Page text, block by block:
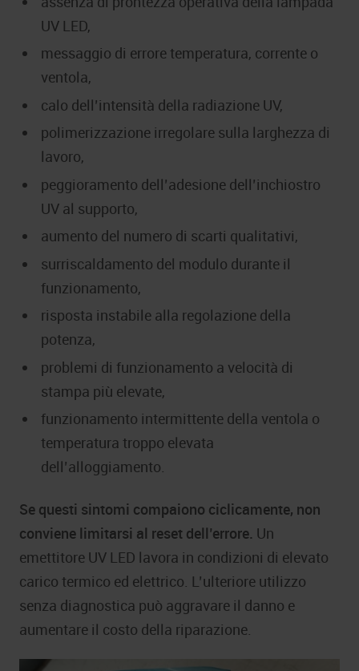
UV LED,
messaggio di errore temperatura, corrente o
ventola,
calo dell’intensità della radiazione UV,
polimerizzazione irregolare sulla larghezza di
lavoro,
peggioramento dell’adesione dell’inchiostro
UV al supporto,
aumento del numero di scarti qualitativi,
surriscaldamento del modulo durante il
funzionamento,
risposta instabile alla regolazione della
potenza,
problemi di funzionamento a velocità di
stampa più elevate,
funzionamento intermittente della ventola o
temperatura troppo elevata
dell’alloggiamento.
Se questi sintomi compaiono ciclicamente, non
conviene limitarsi al reset dell’errore. Un
emettitore UV LED lavora in condizioni di elevato
carico termico ed elettrico. L’ulteriore utilizzo
senza diagnostica può aggravare il danno e
aumentare il costo della riparazione.